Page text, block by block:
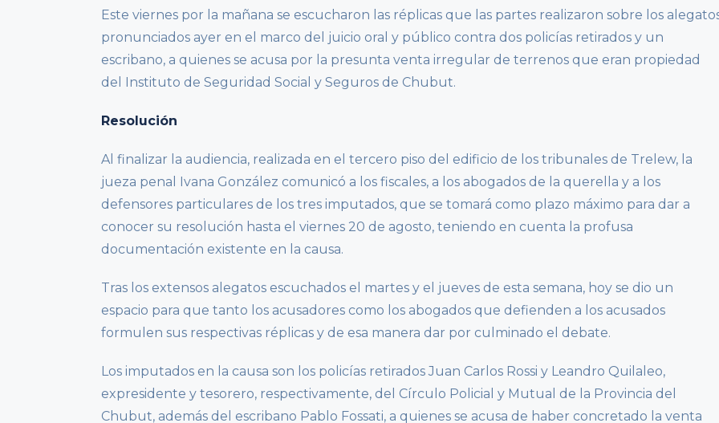
Este viernes por la mañana se escucharon las réplicas que las partes realizaron sobre los
pronunciados ayer en el marco del juicio oral y público contra dos policías retirados y un
escribano, a quienes se acusa por la presunta venta irregular de terrenos que eran propiedad
del Instituto de Seguridad Social y Seguros de Chubut.
Resolución
Al finalizar la audiencia, realizada en el tercero piso del edificio de los tribunales de Trelew, la
jueza penal Ivana González comunicó a los fiscales, a los abogados de la querella y a los
defensores particulares de los tres imputados, que se tomará como plazo máximo para dar a
conocer su resolución hasta el viernes 20 de agosto, teniendo en cuenta la profusa
documentación existente en la causa.
Tras los extensos alegatos escuchados el martes y el jueves de esta semana, hoy se dio un
espacio para que tanto los acusadores como los abogados que defienden a los acusados
formulen sus respectivas réplicas y de esa manera dar por culminado el debate.
Los imputados en la causa son los policías retirados Juan Carlos Rossi y Leandro Quilaleo,
expresidente y tesorero, respectivamente, del Círculo Policial y Mutual de la Provincia del
Chubut, además del escribano Pablo Fossati, a quienes se acusa de haber concretado la venta